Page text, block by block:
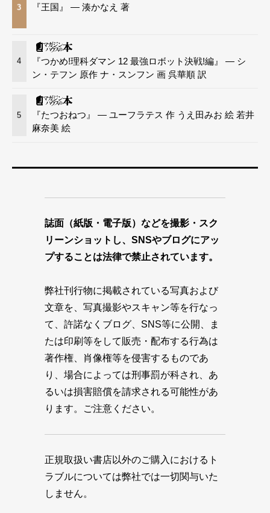
3 『王国』 — 湊かなえ 著
4
『つかめ!理科ダマン 12 最強ロボット決戦!編』 — シ
ン・テフン 原作 ナ・スンフン 画 呉華順 訳
5
『たつおねつ』 — ユーフラテス 作 うえ田みお 絵 若井
麻奈美 絵
誌面（紙版・電子版）などを撮影・スク
リーンショットし、SNSやブログにアッ
プすることは法律で禁止されています。
弊社刊行物に掲載されている写真および
文章を、写真撮影やスキャン等を行なっ
て、許諾なくブログ、SNS等に公開、ま
たは印刷等をして販売・配布する行為は
著作権、肖像権等を侵害するものであ
り、場合によっては刑事罰が科され、あ
るいは損害賠償を請求される可能性があ
ります。ご注意ください。
正規取扱い書店以外のご購入におけるト
ラブルについては弊社では一切関与いた
しません。